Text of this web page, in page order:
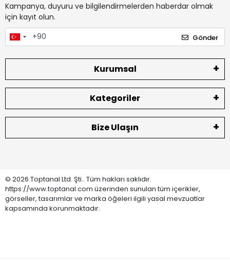
Kampanya, duyuru ve bilgilendirmelerden haberdar olmak
için kayıt olun.
Gönder
Kurumsal
Kategoriler
Bize Ulaşın
© 2026 Toptanal Ltd. Şti.. Tüm hakları saklıdır.
https://www.toptanal.com üzerinden sunulan tüm içerikler,
görseller, tasarımlar ve marka öğeleri ilgili yasal mevzuatlar
kapsamında korunmaktadır.